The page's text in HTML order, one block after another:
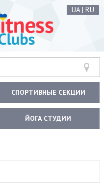
UA| RU
СПОРТИВНЫЕ СЕКЦИИ
ЙОГА СТУДИИ